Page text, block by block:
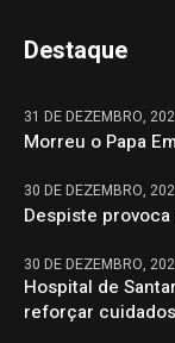
Destaque
31 DE DEZEMBRO,
Morreu o Papa
30 DE DEZEMBRO,
Despiste
30 DE DEZEMBRO,
Hospital de
reforçar